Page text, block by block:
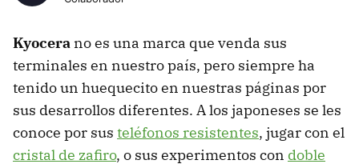
Kyocera no es una marca que venda sus
terminales en nuestro país, pero siempre ha
tenido un huequecito en nuestras páginas por
sus desarrollos diferentes. A los japoneses se les
conoce por sus teléfonos resistentes, jugar con el
cristal de zafiro, o sus experimentos con doble